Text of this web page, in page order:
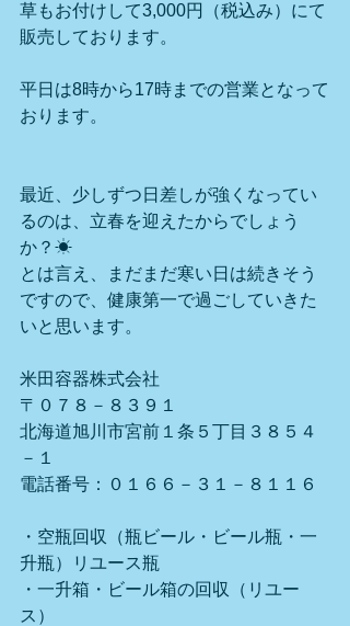
草もお付けして3,000円（税込み）にて
販売しております。
平日は8時から17時までの営業となって
おります。
最近、少しずつ日差しが強くなってい
るのは、立春を迎えたからでしょう
か？☀
とは言え、まだまだ寒い日は続きそう
ですので、健康第一で過ごしていきた
いと思います。
米田容器株式会社
〒０７８－８３９１
北海道旭川市宮前１条５丁目３８５４
－１
電話番号：０１６６－３１－８１１６
・空瓶回収（瓶ビール・ビール瓶・一
升瓶）リユース瓶
・一升箱・ビール箱の回収（リユー
ス）